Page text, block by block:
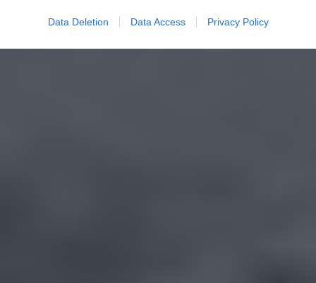
Data Deletion Data Access Privacy Policy